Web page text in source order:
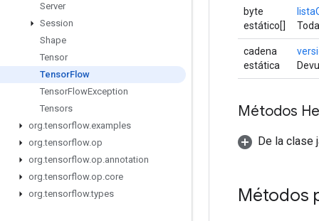
Server
Session
Shape
Tensor
TensorFlow
TensorFlowException
Tensors
org.tensorflow.examples
org.tensorflow.op
org.tensorflow.op.annotation
org.tensorflow.op.core
org.tensorflow.types
byte
estático[]
cadena
estática
Métodos
De la clase
Métodos